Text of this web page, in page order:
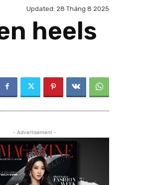
Updated: 28 Tháng 8 2025
heels
- Advertisement -